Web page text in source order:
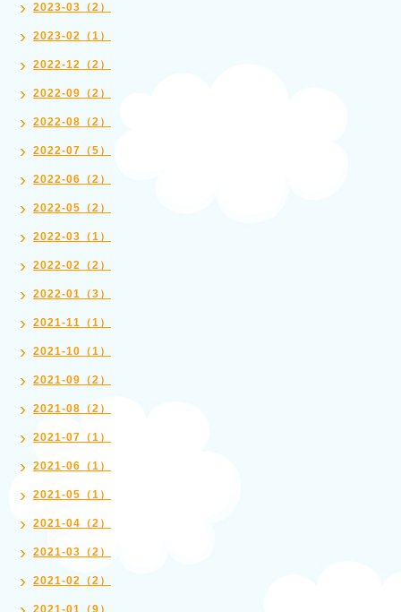
2023-03（2）
2023-02（1）
2022-12（2）
2022-09（2）
2022-08（2）
2022-07（5）
2022-06（2）
2022-05（2）
2022-03（1）
2022-02（2）
2022-01（3）
2021-11（1）
2021-10（1）
2021-09（2）
2021-08（2）
2021-07（1）
2021-06（1）
2021-05（1）
2021-04（2）
2021-03（2）
2021-02（2）